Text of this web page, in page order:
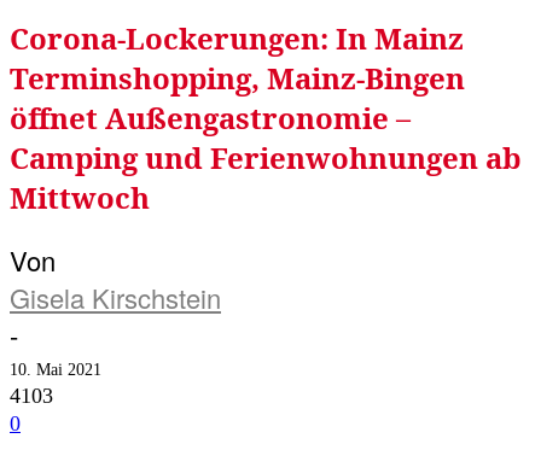
Corona-Lockerungen: In Mainz
Terminshopping, Mainz-Bingen
öffnet Außengastronomie –
Camping und Ferienwohnungen ab
Mittwoch
Von
Gisela Kirschstein
-
10. Mai 2021
4103
0